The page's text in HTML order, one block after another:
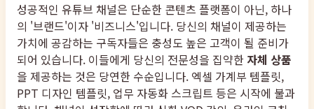
성공적인 유튜브 채널은 단순한 콘텐츠 플랫폼이 아닌, 하나
의 '브랜드'이자 '비즈니스'입니다. 당신의 채널이 제공하는
가치에 공감하는 구독자들은 충성도 높은 고객이 될 준비가
되어 있습니다. 이들에게 당신의 전문성을 집약한 자체 상품
을 제공하는 것은 당연한 수순입니다. 엑셀 가계부 템플릿,
PPT 디자인 템플릿, 업무 자동화 스크립트 등은 시작에 불과